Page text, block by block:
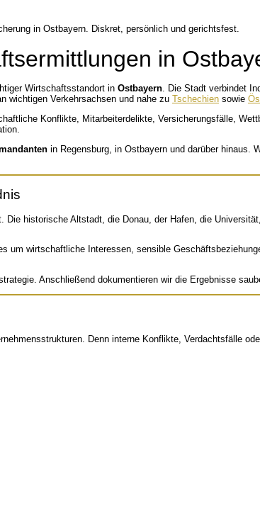
in
Wirtschaftsstandort in Ostbayern. Die Stadt verbindet
wichtigen Verkehrsachsen und nahe zu Tschechien sowie
Konflikte, Mitarbeiterdelikte, Versicherungsfälle,
in Regensburg, in Ostbayern und darüber hinaus.
historische Altstadt, die Donau, der Hafen, die
um wirtschaftliche Interessen, sensible
Anschließend dokumentieren wir die Ergebnisse
Denn interne Konflikte, Verdachtsfälle